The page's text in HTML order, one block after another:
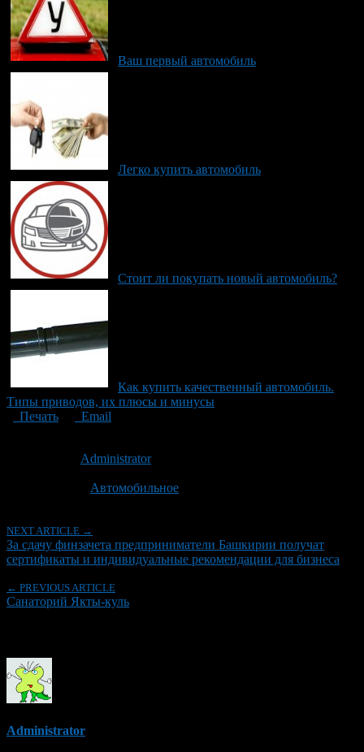
Ваш первый автомобиль
Легко купить автомобиль
Стоит ли покупать новый автомобиль?
Как купить качественный автомобиль.
Типы приводов, их плюсы и минусы
Печать
Email
Administrator
Автомобильное
NEXT ARTICLE →
За сдачу финзачета предприниматели Башкирии получат
сертификаты и индивидуальные рекомендации для бизнеса
← PREVIOUS ARTICLE
Санаторий Якты-куль
Administrator